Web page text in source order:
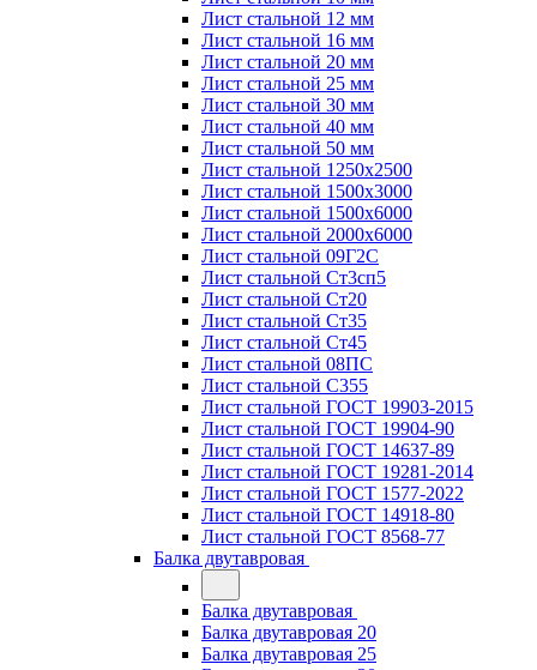
Лист стальной 12 мм
Лист стальной 16 мм
Лист стальной 20 мм
Лист стальной 25 мм
Лист стальной 30 мм
Лист стальной 40 мм
Лист стальной 50 мм
Лист стальной 1250х2500
Лист стальной 1500х3000
Лист стальной 1500х6000
Лист стальной 2000х6000
Лист стальной 09Г2С
Лист стальной Ст3сп5
Лист стальной Ст20
Лист стальной Ст35
Лист стальной Ст45
Лист стальной 08ПС
Лист стальной С355
Лист стальной ГОСТ 19903-2015
Лист стальной ГОСТ 19904-90
Лист стальной ГОСТ 14637-89
Лист стальной ГОСТ 19281-2014
Лист стальной ГОСТ 1577-2022
Лист стальной ГОСТ 14918-80
Лист стальной ГОСТ 8568-77
Балка двутавровая
Балка двутавровая
Балка двутавровая 20
Балка двутавровая 25